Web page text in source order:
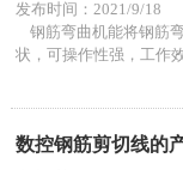
发布时间：2021/9/18
钢筋弯曲机能将钢筋
状，可操作性强，工作
数控钢筋剪切线的